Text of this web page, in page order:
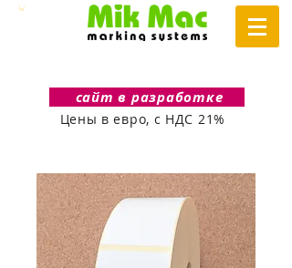
сайт в разработке
Цены в евро, с НДС 21%